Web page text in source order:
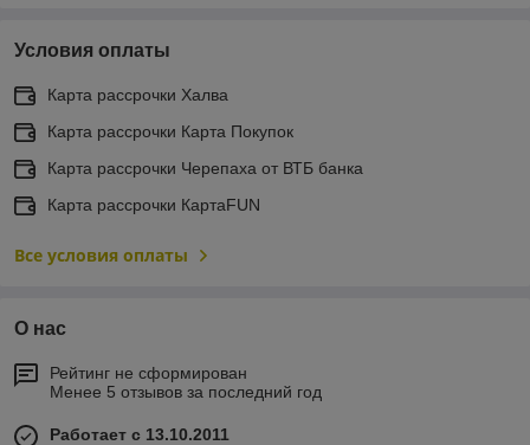
Условия оплаты
Карта рассрочки Халва
Карта рассрочки Карта Покупок
Карта рассрочки Черепаха от ВТБ банка
Карта рассрочки КартаFUN
Все условия оплаты
О нас
Рейтинг не сформирован
Менее 5 отзывов за последний год
Работает с 13.10.2011